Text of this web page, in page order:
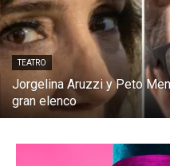
TEATRO
Jorgelina Aruzzi y Peto
gran elenco